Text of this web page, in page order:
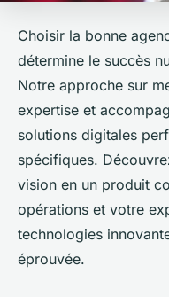
Choisir la bonne
détermine le succès
Notre approche sur
expertise et
solutions digitales
spécifiques.
vision en un produit
opérations et votre
technologies
éprouvée.